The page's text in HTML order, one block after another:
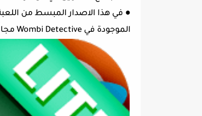
● في هذا الاصدار المبسط من
الموجودة في Wombi Detective مجانًا!